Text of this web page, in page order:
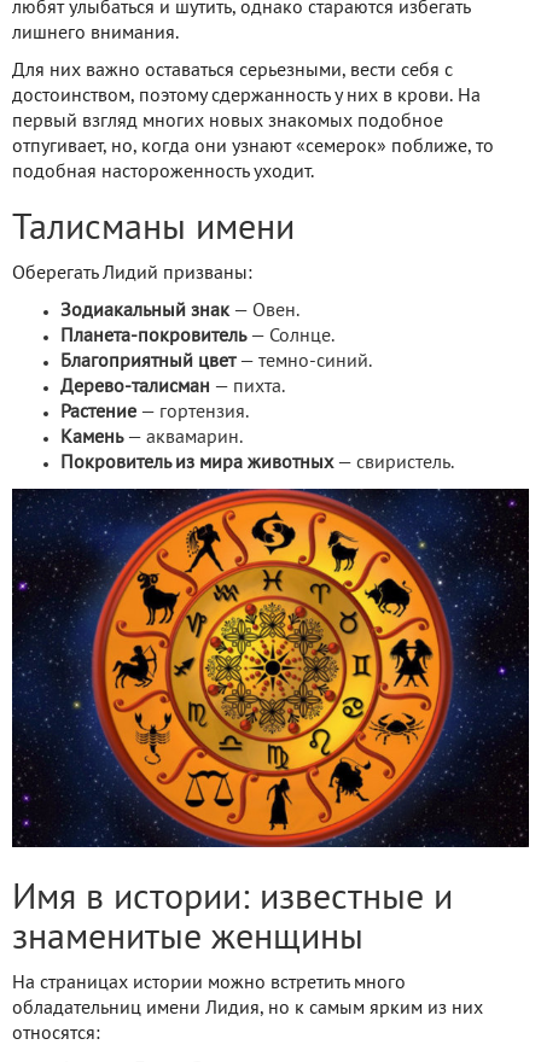
любят улыбаться и шутить, однако стараются избегать
лишнего внимания.
Для них важно оставаться серьезными, вести себя с
достоинством, поэтому сдержанность у них в крови. На
первый взгляд многих новых знакомых подобное
отпугивает, но, когда они узнают «семерок» поближе, то
подобная настороженность уходит.
Талисманы имени
Оберегать Лидий призваны:
Зодиакальный знак — Овен.
Планета-покровитель— Солнце.
Благоприятный цвет— темно-синий.
Дерево-талисман — пихта.
Растение — гортензия.
Камень— аквамарин.
Покровитель из мира животных— свиристель.
Имя в истории: известные и
знаменитые женщины
На страницах истории можно встретить много
обладательниц имени Лидия, но к самым ярким из них
относятся: